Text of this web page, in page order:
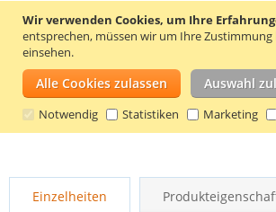
Wir verwenden Cookies, um Ihre
entsprechen, müssen wir um Ihre Zustimmung
einsehen.
Alle Cookies zulassen Auswahl
Notwendig Statistiken Marketing
Anfang
Einzelheiten